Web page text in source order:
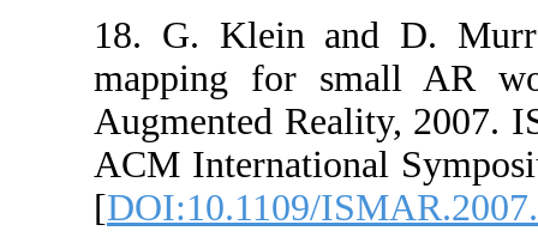
18. G. Klein
mapping for
Augmented
ACM
[DOI:10.1109/